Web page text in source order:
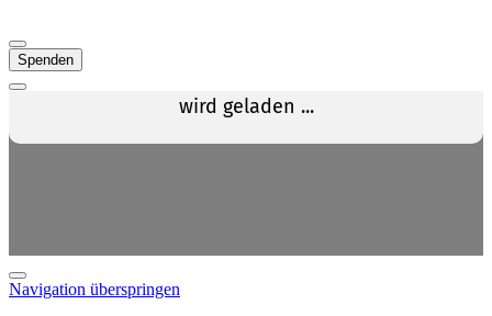
Spenden
Navigation überspringen